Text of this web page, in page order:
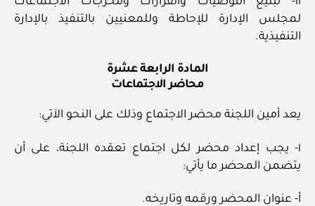
لمجلس الإدارة للإحاطة وللمعنيين بالتنفيذ بالإدارة
التنفيذية.
المادة الرابعة عشرة
محاضر الاجتماعات
يعد أمين اللجنة محضر الاجتماع وذلك على النحو الآتي:
١- يجب إعداد محضر لكل اجتماع تعقده اللجنة، على أن
يتضمن المحضر ما يأتي:
أ- عنوان المحضر ورقمه وتاريخه.